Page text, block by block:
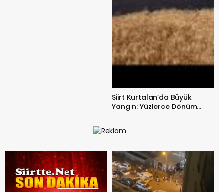
Siirt Kurtalan’da Büyük
Yangın: Yüzlerce Dönüm